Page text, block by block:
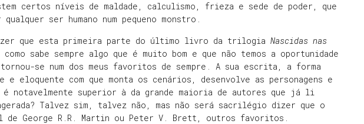
certos níveis de maldade, calculismo, frieza e sede de poder, que
qualquer ser humano num pequeno monstro.
que esta primeira parte do último livro da trilogia Nascidas nas
como sabe sempre algo que é muito bom e que não temos a oportunidade
se num dos meus favoritos de sempre. A sua escrita, a forma
eloquente com que monta os cenários, desenvolve as personagens e
notavelmente superior à da grande maioria de autores que já li
Talvez sim, talvez não, mas não será sacrilégio dizer que o
de George R.R. Martin ou Peter V. Brett, outros favoritos.